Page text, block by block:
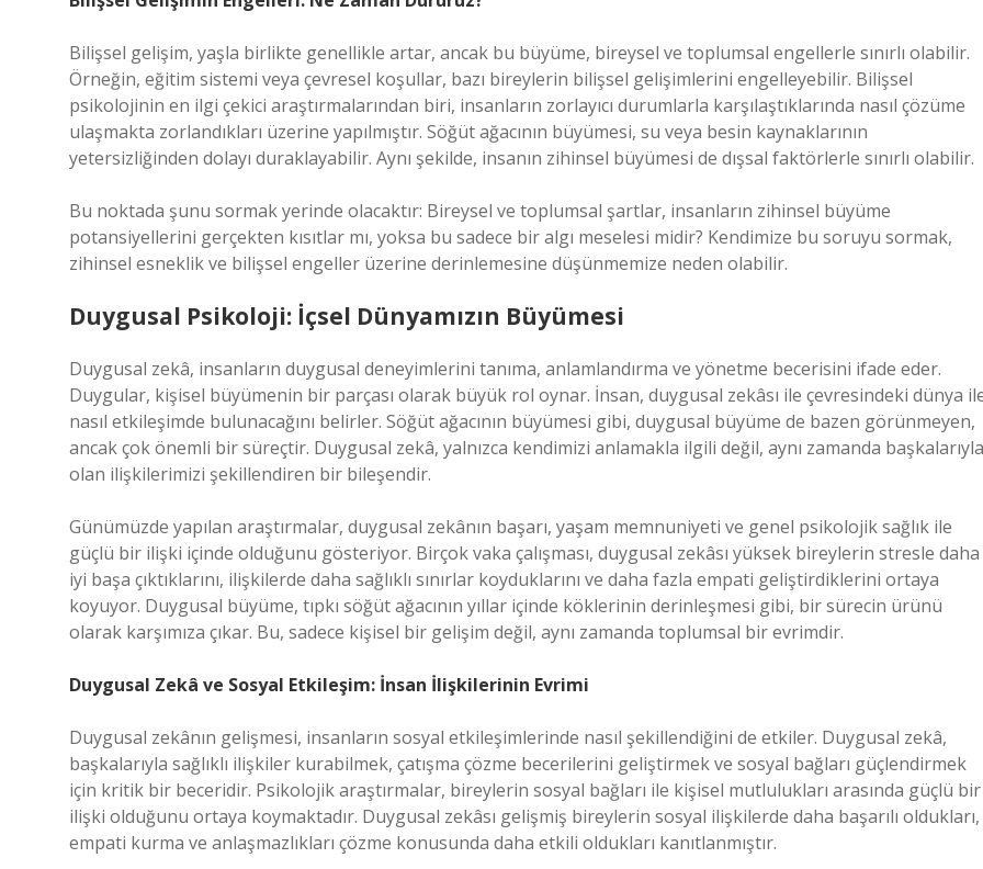
Bilişsel gelişim, yaşla birlikte genellikle artar, ancak bu büyüme, bireysel ve toplumsal engellerle sınırlı olabilir.
Örneğin, eğitim sistemi veya çevresel koşullar, bazı bireylerin bilişsel gelişimlerini engelleyebilir. Bilişsel
psikolojinin en ilgi çekici araştırmalarından biri, insanların zorlayıcı durumlarla karşılaştıklarında nasıl çözüme
ulaşmakta zorlandıkları üzerine yapılmıştır. Söğüt ağacının büyümesi, su veya besin kaynaklarının
yetersizliğinden dolayı duraklayabilir. Aynı şekilde, insanın zihinsel büyümesi de dışsal faktörlerle sınırlı olabilir.
Bu noktada şunu sormak yerinde olacaktır: Bireysel ve toplumsal şartlar, insanların zihinsel büyüme
potansiyellerini gerçekten kısıtlar mı, yoksa bu sadece bir algı meselesi midir? Kendimize bu soruyu sormak,
zihinsel esneklik ve bilişsel engeller üzerine derinlemesine düşünmemize neden olabilir.
Duygusal Psikoloji: İçsel Dünyamızın Büyümesi
Duygusal zekâ, insanların duygusal deneyimlerini tanıma, anlamlandırma ve yönetme becerisini ifade eder.
Duygular, kişisel büyümenin bir parçası olarak büyük rol oynar. İnsan, duygusal zekâsı ile çevresindeki dünya
nasıl etkileşimde bulunacağını belirler. Söğüt ağacının büyümesi gibi, duygusal büyüme de bazen görünmeyen,
ancak çok önemli bir süreçtir. Duygusal zekâ, yalnızca kendimizi anlamakla ilgili değil, aynı zamanda başkalarıyla
olan ilişkilerimizi şekillendiren bir bileşendir.
Günümüzde yapılan araştırmalar, duygusal zekânın başarı, yaşam memnuniyeti ve genel psikolojik sağlık ile
güçlü bir ilişki içinde olduğunu gösteriyor. Birçok vaka çalışması, duygusal zekâsı yüksek bireylerin stresle daha
iyi başa çıktıklarını, ilişkilerde daha sağlıklı sınırlar koyduklarını ve daha fazla empati geliştirdiklerini ortaya
koyuyor. Duygusal büyüme, tıpkı söğüt ağacının yıllar içinde köklerinin derinleşmesi gibi, bir sürecin ürünü
olarak karşımıza çıkar. Bu, sadece kişisel bir gelişim değil, aynı zamanda toplumsal bir evrimdir.
Duygusal Zekâ ve Sosyal Etkileşim: İnsan İlişkilerinin Evrimi
Duygusal zekânın gelişmesi, insanların sosyal etkileşimlerinde nasıl şekillendiğini de etkiler. Duygusal zekâ,
başkalarıyla sağlıklı ilişkiler kurabilmek, çatışma çözme becerilerini geliştirmek ve sosyal bağları güçlendirmek
için kritik bir beceridir. Psikolojik araştırmalar, bireylerin sosyal bağları ile kişisel mutlulukları arasında güçlü bir
ilişki olduğunu ortaya koymaktadır. Duygusal zekâsı gelişmiş bireylerin sosyal ilişkilerde daha başarılı oldukları,
empati kurma ve anlaşmazlıkları çözme konusunda daha etkili oldukları kanıtlanmıştır.